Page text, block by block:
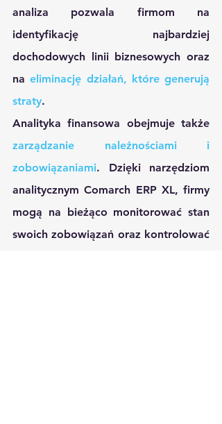
analiza pozwala firmom na
identyfikację najbardziej
dochodowych linii biznesowych oraz
na eliminację działań, które generują
straty.
zarządzanie należnościami i
zobowiązaniami. Dzięki narzędziom
analitycznym Comarch ERP XL, firmy
mogą na bieżąco monitorować stan
swoich zobowiązań oraz kontrolować